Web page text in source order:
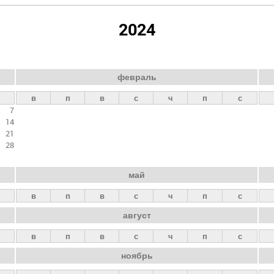
2024
7
14
21
28
февраль
в п в с ч п с
май
в п в с ч п с
август
в п в с ч п с
ноябрь